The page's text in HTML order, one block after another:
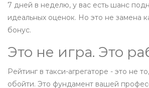
7 дней в неделю, у вас есть шанс
идеальных оценок. Но это не замена
бонус.
Это не игра. Это
Рейтинг в такси-агрегаторе - это не
обойти. Это фундамент вашей